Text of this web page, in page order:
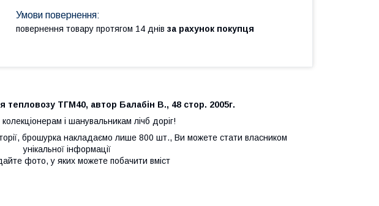
повернення товару протягом 14 днів за рахунок покупця
тепловозу ТГМ40, автор Балабін В., 48 стор. 2005г.
і шанувальникам лічб доріг!
брошурка накладаємо лише 800 шт., Ви можете стати власником
унікальної інформації
фото, у яких можете побачити вміст